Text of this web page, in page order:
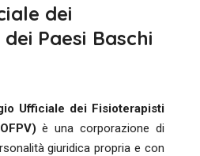
dei
Paesi Baschi
Ufficiale dei Fisioterapisti
è una corporazione di
giuridica propria e con